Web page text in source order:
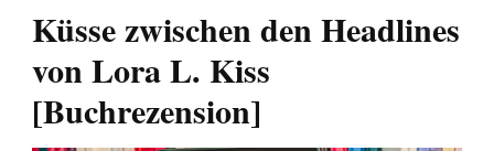
Küsse zwischen den Headlines
von Lora L. Kiss
[Buchrezension]